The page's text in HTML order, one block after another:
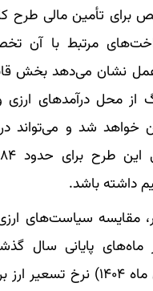
تأمین مالی طرح
مرتبط با آن
عمل نشان می‌دهد بخش
از محل درآمدهای ارزی
خواهد شد و می‌تواند
داشته باشد.
مقایسه سیاست‌های
ماه‌های پایانی سال
اقتصادی دی ماه ۱۴۰۴) نرخ